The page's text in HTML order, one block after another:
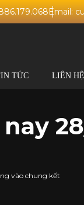
Email:
TỨC LIÊN HỆ
vào chung kết